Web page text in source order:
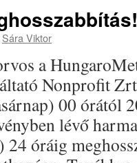
Sára Viktor
a
Nonprofit
00 órától
lévő
óráig